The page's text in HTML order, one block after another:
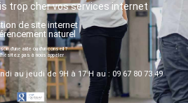
trop cher vos services internet
de site internet
naturel
au jeudi de 9H à 17 H au : 09 67 80 73 49
d'une aide ou d'un conseil ?
pas à nous appeler